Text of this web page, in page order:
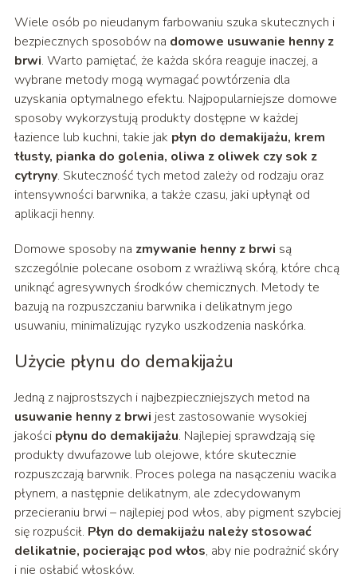
Wiele osób po nieudanym farbowaniu szuka skutecznych i
bezpiecznych sposobów na domowe usuwanie henny z
brwi. Warto pamiętać, że każda skóra reaguje inaczej, a
wybrane metody mogą wymagać powtórzenia dla
uzyskania optymalnego efektu. Najpopularniejsze domowe
sposoby wykorzystują produkty dostępne w każdej
łazience lub kuchni, takie jak płyn do demakijażu, krem
tłusty, pianka do golenia, oliwa z oliwek czy sok z
cytryny. Skuteczność tych metod zależy od rodzaju oraz
intensywności barwnika, a także czasu, jaki upłynął od
aplikacji henny.
Domowe sposoby na zmywanie henny z brwi są
szczególnie polecane osobom z wrażliwą skórą, które chcą
uniknąć agresywnych środków chemicznych. Metody te
bazują na rozpuszczaniu barwnika i delikatnym jego
usuwaniu, minimalizując ryzyko uszkodzenia naskórka.
Użycie płynu do demakijażu
Jedną z najprostszych i najbezpieczniejszych metod na
usuwanie henny z brwi jest zastosowanie wysokiej
jakości płynu do demakijażu. Najlepiej sprawdzają się
produkty dwufazowe lub olejowe, które skutecznie
rozpuszczają barwnik. Proces polega na nasączeniu wacika
płynem, a następnie delikatnym, ale zdecydowanym
przecieraniu brwi – najlepiej pod włos, aby pigment szybciej
się rozpuścił. Płyn do demakijażu należy stosować
delikatnie, pocierając pod włos, aby nie podrażnić skóry
i nie osłabić włosków.